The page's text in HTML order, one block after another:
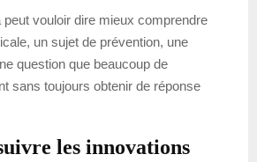
vouloir dire mieux comprendre
un sujet de prévention, une
question que beaucoup de
sans toujours obtenir de réponse
les innovations